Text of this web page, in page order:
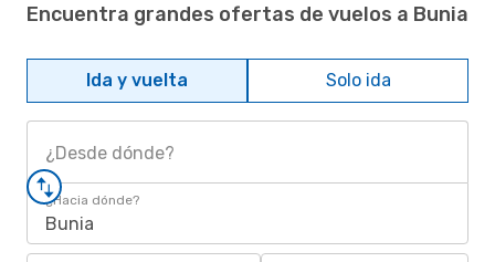
Encuentra grandes ofertas de vuelos a Bunia
Ida y vuelta Solo ida
¿Desde dónde?
¿Hacia dónde?
Bunia